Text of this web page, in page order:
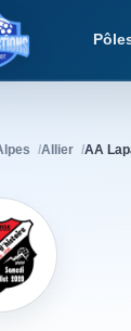
Détections Foot
Allier AA